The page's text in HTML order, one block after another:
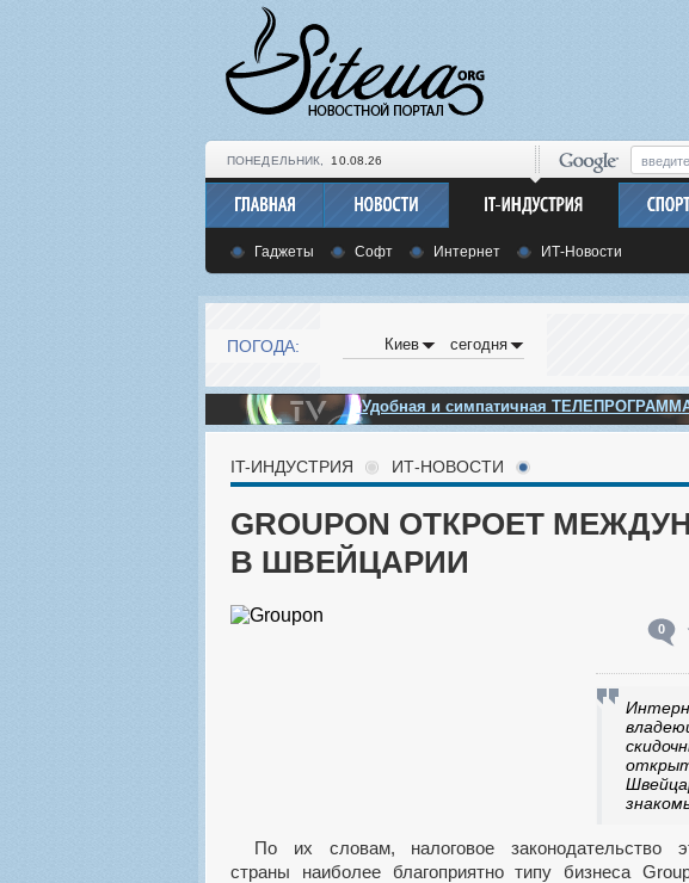
ПОНЕДЕЛЬНИК, 10.08.26
Гаджеты Софт Интернет ИТ-Новости
ПОГОДА: Киев сегодня
Удобная и симпатичная
IT-ИНДУСТРИЯ ИТ-НОВОСТИ
GROUPON ОТКРОЕТ
В ШВЕЙЦАРИИ
0
По их словам, налоговое законодательство этой
страны наиболее благоприятно типу бизнеса